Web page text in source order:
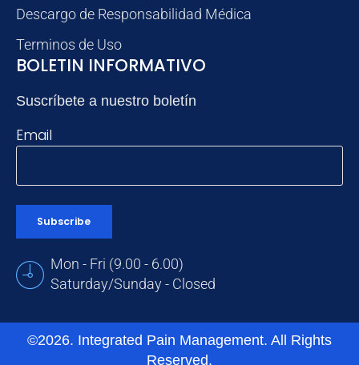
Descargo de Responsabilidad Médica
Terminos de Uso
BOLETIN INFORMATIVO
Suscríbete a nuestro boletín
Email
Subscribe
Mon - Fri (9.00 - 6.00)
Saturday/Sunday - Closed
©2026. Integrated Pain Management. All Rights
Reserved.